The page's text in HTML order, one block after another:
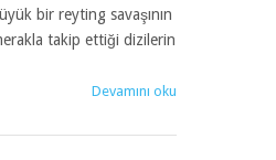
bir reyting savaşının
takip ettiği dizilerin
Devamını oku